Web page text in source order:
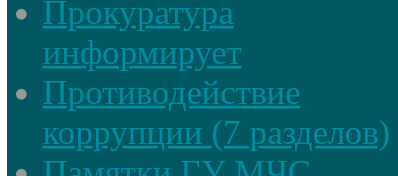
Прокуратура
информирует
Противодействие
коррупции (7 разделов)